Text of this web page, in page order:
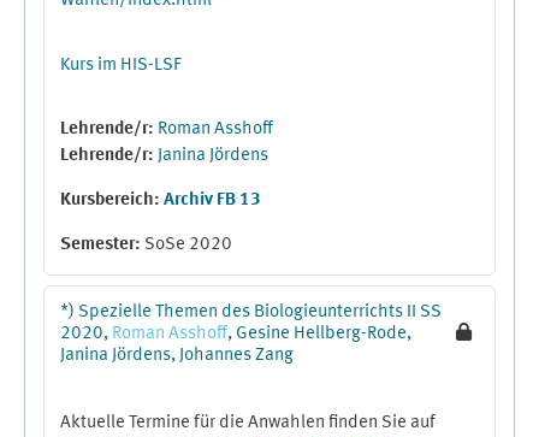
Kurs im HIS-LSF
Lehrende/r: Roman Asshoff
Lehrende/r: Janina Jördens
Kursbereich: Archiv FB 13
Semester: SoSe 2020
*) Spezielle Themen des Biologieunterrichts II SS
2020, Roman Asshoff, Gesine Hellberg-Rode,
Janina Jördens, Johannes Zang
Aktuelle Termine für die Anwahlen finden Sie auf